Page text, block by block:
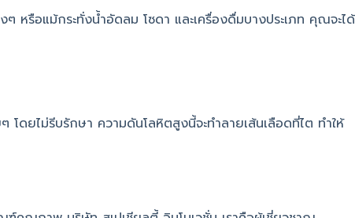
หรือแม้กระทั่งน้ำอัดลม โซดา และเครื่องดื่มบางประเภท คุณจะได้
โดยไม่รีบรักษา ความดันโลหิตสูงนี้จะทำลายเส้นเลือดที่ไต ทำให้